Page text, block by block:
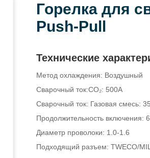
Горелка для
Push-Pull
Технические
Метод охлаждения: Воздушный
Сварочный ток:CO₂: 500A
Сварочный ток: Газовая смесь:
Продолжительность включения:
Диаметр проволоки: 1.0-1.6
Подходящий разъем: TWECO/